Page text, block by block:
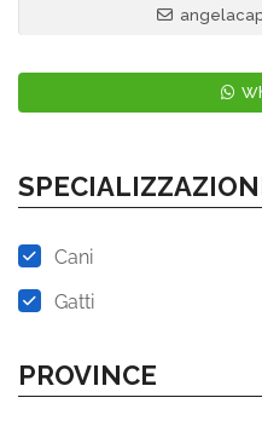
Cani
Gatti
PROVINCE